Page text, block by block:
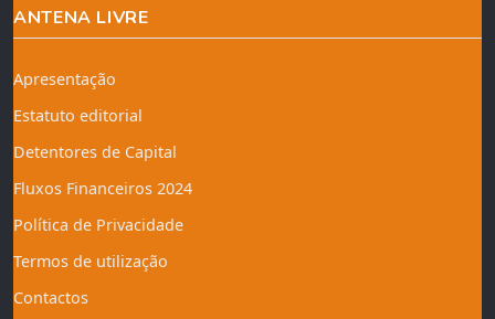
ANTENA LIVRE
Apresentação
Estatuto editorial
Detentores de Capital
Fluxos Financeiros 2024
Política de Privacidade
Termos de utilização
Contactos